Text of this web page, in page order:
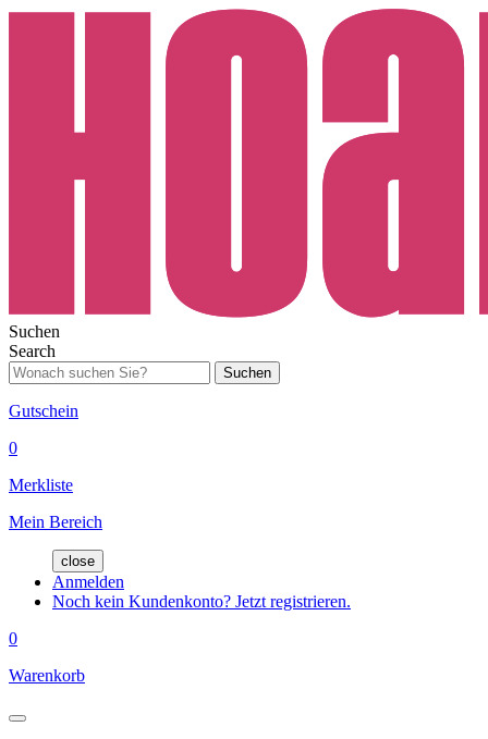
Suchen
Search
Suchen
Gutschein
0
Merkliste
Mein Bereich
close
Anmelden
Noch kein Kundenkonto? Jetzt registrieren.
0
Warenkorb